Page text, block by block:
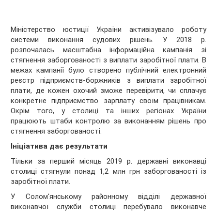
Міністерство юстиції України активізувало роботу
системи виконання судових рішень. У 2018 р.
розпочалась масштабна інформаційна кампанія зі
стягнення заборгованості з виплати заробітної плати. В
межах кампанії було створено публічний електронний
реєстр підприємств-боржників з виплати заробітної
плати, де кожен охочий зможе перевірити, чи сплачує
конкретне підприємство зарплату своїм працівникам.
Окрім того, у столиці та інших регіонах України
працюють штаби контролю за виконанням рішень про
стягнення заборгованості.
Ініціатива дає результати
Тільки за перший місяць 2019 р. державні виконавці
столиці стягнули понад 1,2 млн грн заборгованості із
заробітної плати.
У Солом'янському районному відділі державної
виконавчої служби столиці перебувало виконавче